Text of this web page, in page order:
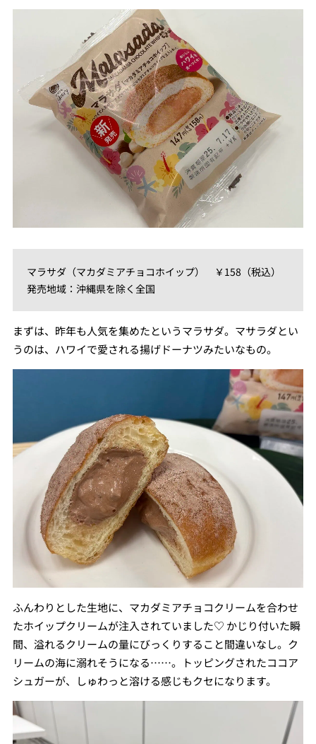
マラサダ（マカダミアチョコホイップ） ￥158（税込）
発売地域：沖縄県を除く全国
まずは、昨年も人気を集めたというマラサダ。マサラダとい
うのは、ハワイで愛される揚げドーナツみたいなもの。
ふんわりとした生地に、マカダミアチョコクリームを合わせ
たホイップクリームが注入されていました♡ かじり付いた瞬
間、溢れるクリームの量にびっくりすること間違いなし。ク
リームの海に溺れそうになる……。トッピングされたココア
シュガーが、しゅわっと溶ける感じもクセになります。